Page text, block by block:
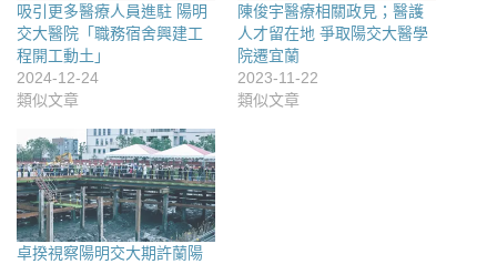
吸引更多醫療人員進駐 陽明
交大醫院「職務宿舍興建工
程開工動土」
2024-12-24
類似文章
陳俊宇醫療相關政見；醫護
人才留在地 爭取陽交大醫學
院遷宜蘭
2023-11-22
類似文章
卓揆視察陽明交大期許蘭陽